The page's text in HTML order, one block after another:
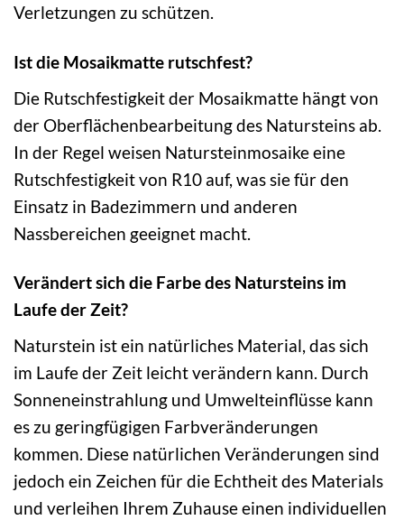
Verletzungen zu schützen.
Ist die Mosaikmatte rutschfest?
Die Rutschfestigkeit der Mosaikmatte hängt von
der Oberflächenbearbeitung des Natursteins ab.
In der Regel weisen Natursteinmosaike eine
Rutschfestigkeit von R10 auf, was sie für den
Einsatz in Badezimmern und anderen
Nassbereichen geeignet macht.
Verändert sich die Farbe des Natursteins im
Laufe der Zeit?
Naturstein ist ein natürliches Material, das sich
im Laufe der Zeit leicht verändern kann. Durch
Sonneneinstrahlung und Umwelteinflüsse kann
es zu geringfügigen Farbveränderungen
kommen. Diese natürlichen Veränderungen sind
jedoch ein Zeichen für die Echtheit des Materials
und verleihen Ihrem Zuhause einen individuellen